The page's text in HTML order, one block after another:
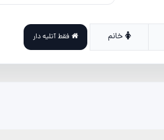
خانم فقط آتلیه دار